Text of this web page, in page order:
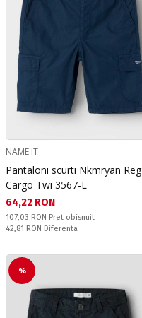
NAME IT
Pantaloni scurti Nkmryan Reg
Cargo Twi 3567-L
Текуща цена:
64,22 RON
Pret obisnuit:
107,03 RON Pret obisnuit
Спестявате:
42,81 RON Diferenta
%